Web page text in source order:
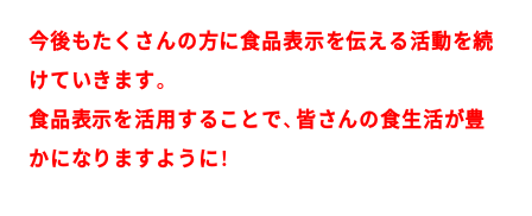
今後もたくさんの方に食品表示を伝える活動を続
けていきます。
食品表示を活用することで、皆さんの食生活が豊
かになりますように！